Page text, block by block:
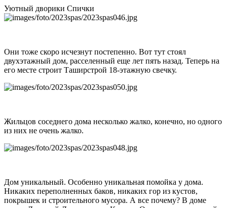
Уютный дворики Спички
Они тоже скоро исчезнут постепенно. Вот тут стоял
двухэтажный дом, расселенный еще лет пять назад. Теперь на
его месте строит Таширстрой 18-этажную свечку.
Жильцов соседнего дома несколько жалко, конечно, но одного
из них не очень жалко.
Дом уникальный. Особенно уникальная помойка у дома.
Никаких переполненных баков, никаких гор из кустов,
покрышек и строительного мусора. А все почему? В доме